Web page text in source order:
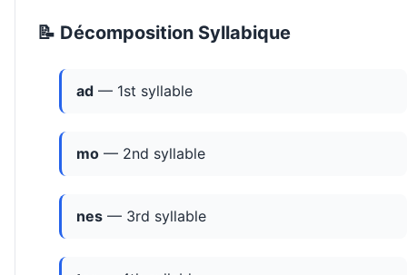
📝 Décomposition Syllabique
ad — 1st syllable
mo — 2nd syllable
nes — 3rd syllable